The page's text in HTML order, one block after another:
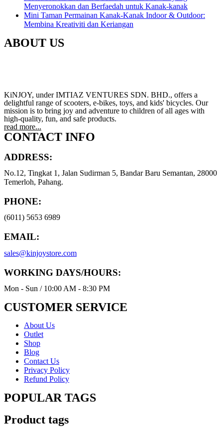
Menyeronokkan dan Berfaedah untuk Kanak-kanak
Mini Taman Permainan Kanak-Kanak Indoor & Outdoor:
Membina Kreativiti dan Keriangan
ABOUT US
KiNJOY, under IMTIAZ VENTURES SDN. BHD., offers a
delightful range of scooters, e-bikes, toys, and kids' bicycles. Our
mission is to bring joy and adventure to children of all ages with
high-quality, fun, and safe products.
read more...
CONTACT INFO
ADDRESS:
No.12, Tingkat 1, Jalan Sudirman 5, Bandar Baru Semantan, 28000
Temerloh, Pahang.
PHONE:
(6011) 5653 6989
EMAIL:
sales@kinjoystore.com
WORKING DAYS/HOURS:
Mon - Sun / 10:00 AM - 8:30 PM
CUSTOMER SERVICE
About Us
Outlet
Shop
Blog
Contact Us
Privacy Policy
Refund Policy
POPULAR TAGS
Product tags